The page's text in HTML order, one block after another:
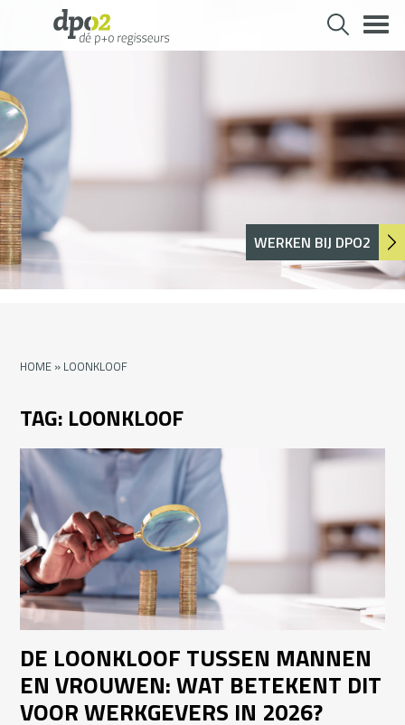
content
WERKEN BIJ DPO2
HOME » LOONKLOOF
TAG: LOONKLOOF
DE LOONKLOOF TUSSEN MANNEN
EN VROUWEN: WAT BETEKENT DIT
VOOR WERKGEVERS IN 2026?